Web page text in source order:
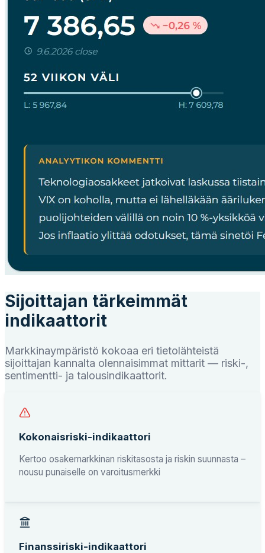
Sijoittajan tärkeimmät
indikaattorit
Markkinaympäristö kokoaa eri tietolähteistä
sijoittajan kannalta olennaisimmat mittarit — riski-,
sentimentti- ja talousindikaattorit.
Kokonaisriski-indikaattori
Kertoo osakemarkkinan riskitasosta ja riskin suunnasta –
nousu punaiselle on varoitusmerkki
Finanssiriski-indikaattori